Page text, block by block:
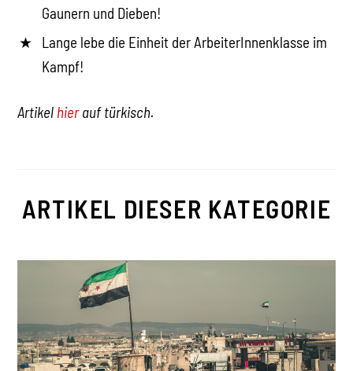
Gaunern und Dieben!
Lange lebe die Einheit der ArbeiterInnenklasse im
Kampf!
Artikel hierauf türkisch.
ARTIKEL DIESER KATEGORIE